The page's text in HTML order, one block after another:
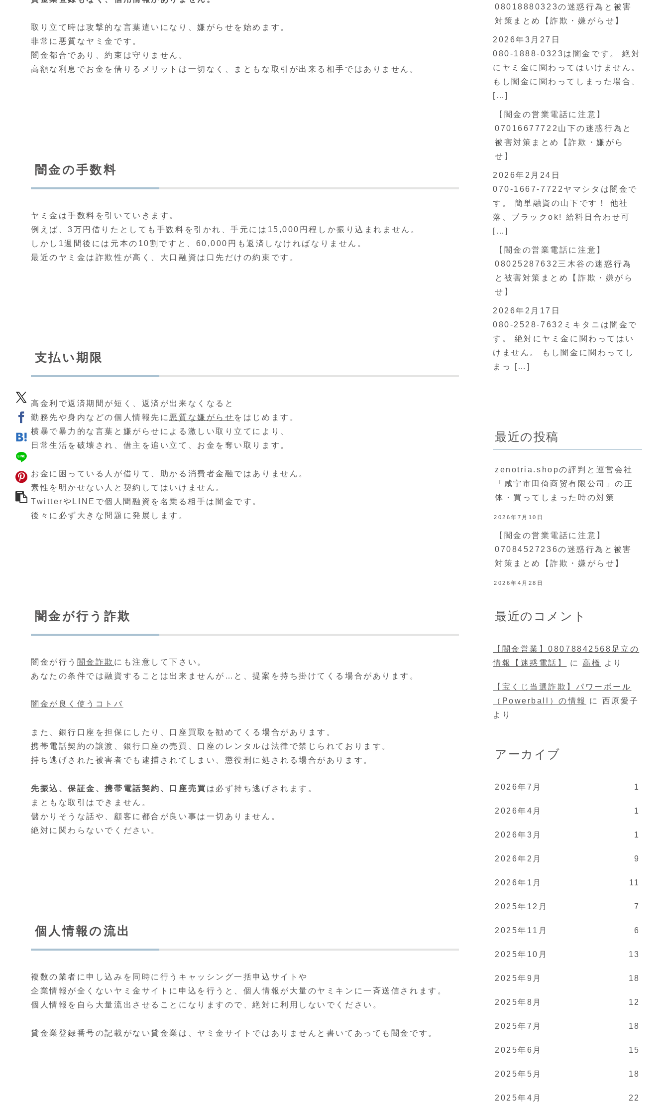
取り立て時は攻撃的な言葉遣いになり、嫌がらせを始めます。
非常に悪質なヤミ金です。
闇金都合であり、約束は守りません。
高額な利息でお金を借りるメリットは一切なく、まともな取引が出来る相手ではありません。
闇金の手数料
ヤミ金は手数料を引いていきます。
例えば、3万円借りたとしても手数料を引かれ、手元には15,000円程しか振り込まれません。
しかし1週間後には元本の10割ですと、60,000円も返済しなければなりません。
最近のヤミ金は詐欺性が高く、大口融資は口先だけの約束です。
支払い期限
高金利で返済期間が短く、返済が出来なくなると
勤務先や身内などの個人情報先に 悪質な嫌がらせ をはじめます。
横暴で暴力的な言葉と嫌がらせによる激しい取り立てにより、
日常生活を破壊され、借主を追い立て、お金を奪い取ります。
お金に困っている人が借りて、助かる消費者金融ではありません。
素性を明かせない人と契約してはいけません。
TwitterやLINEで個人間融資を名乗る相手は闇金です。
後々に必ず大きな問題に発展します。
闇金が行う詐欺
闇金が行う 闇金詐欺 にも注意して下さい。
あなたの条件では融資することは出来ませんが…と、提案を持ち掛けてくる場合があります。
闇金が良く使うコトバ
また、銀行口座を担保にしたり、口座買取を勧めてくる場合があります。
携帯電話契約の譲渡、銀行口座の売買、口座のレンタルは法律で禁じられております。
持ち逃げされた被害者でも逮捕されてしまい、懲役刑に処される場合があります。
先振込、保証金、携帯電話契約、口座売買 は必ず持ち逃げされます。
まともな取引はできません。
儲かりそうな話や、顧客に都合が良い事は一切ありません。
絶対に関わらないでください。
個人情報の流出
複数の業者に申し込みを同時に行うキャッシング一括申込サイトや
企業情報が全くないヤミ金サイトに申込を行うと、個人情報が大量のヤミキンに一斉送信されます。
個人情報を自ら大量流出させることになりますので、絶対に利用しないでください。
貸金業登録番号の記載がない貸金業は、ヤミ金サイトではありませんと書いてあっても闇金です。
08018880323の迷惑行為と被害
対策まとめ【詐欺・嫌がらせ】
2026年3月27日
080-1888-0323は闇金です。 絶対
にヤミ金に関わってはいけません。
もし闇金に関わってしまった場合、
[…]
【闇金の営業電話に注意】
07016677722山下の迷惑行為と
被害対策まとめ【詐欺・嫌がら
せ】
2026年2月24日
070-1667-7722ヤマシタは闇金で
す。 簡単融資の山下です！ 他社
落、ブラックok! 給料日合わせ可
[…]
【闇金の営業電話に注意】
08025287632三木谷の迷惑行為
と被害対策まとめ【詐欺・嫌がら
せ】
2026年2月17日
080-2528-7632ミキタニは闇金で
す。 絶対にヤミ金に関わってはい
けません。 もし闇金に関わってし
まっ […]
最近の投稿
zenotria.shopの評判と運営会社
「咸宁市田倚商贸有限公司」の正
体・買ってしまった時の対策
2026年7月10日
【闇金の営業電話に注意】
07084527236の迷惑行為と被害
対策まとめ【詐欺・嫌がらせ】
2026年4月28日
最近のコメント
【闇金営業】08078842568足立の
情報【迷惑電話】
に高橋 より
【宝くじ当選詐欺】パワーボール
（Powerball）の情報
に 西原愛子
より
アーカイブ
2026年7月 1
2026年4月 1
2026年3月 1
2026年2月 9
2026年1月 11
2025年12月 7
2025年11月 6
2025年10月 13
2025年9月 18
2025年8月 12
2025年7月 18
2025年6月 15
2025年5月 18
2025年4月 22